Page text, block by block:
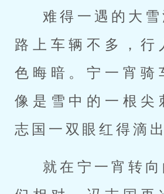
难得一遇的大雪
路上车辆不多，行
色晦暗。宁一宵骑
像是雪中的一根尖
志国一双眼红得滴
就在宁一宵转